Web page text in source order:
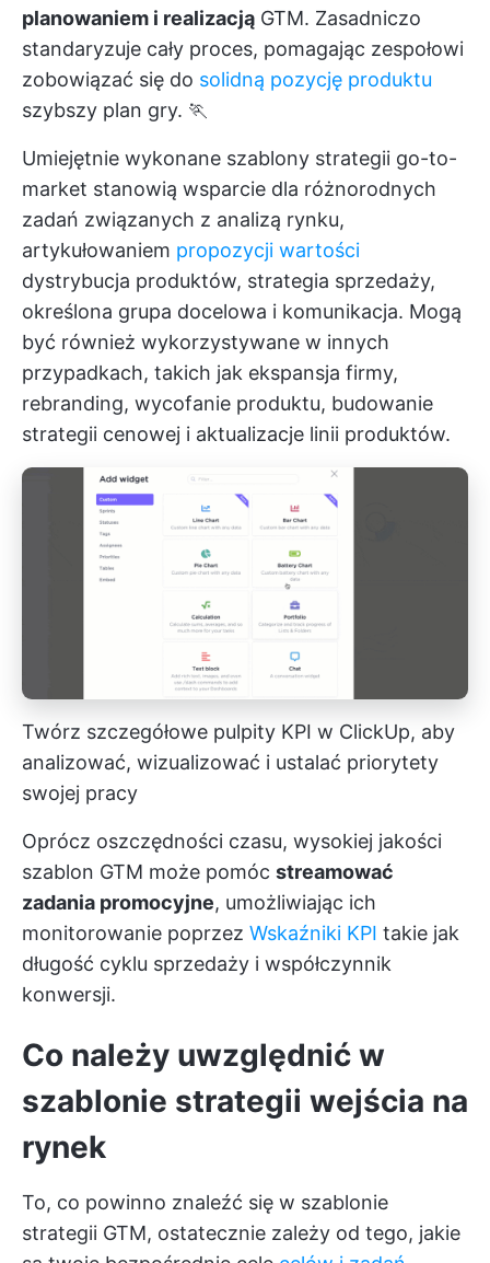
planowaniem i realizacją GTM. Zasadniczo
standaryzuje cały proces, pomagając zespołowi
zobowiązać się do solidną pozycję produktu
szybszy plan gry. 🏃
Umiejętnie wykonane szablony strategii go-to-
market stanowią wsparcie dla różnorodnych
zadań związanych z analizą rynku,
artykułowaniem propozycji wartości
dystrybucja produktów, strategia sprzedaży,
określona grupa docelowa i komunikacja. Mogą
być również wykorzystywane w innych
przypadkach, takich jak ekspansja firmy,
rebranding, wycofanie produktu, budowanie
strategii cenowej i aktualizacje linii produktów.
Twórz szczegółowe pulpity KPI w ClickUp, aby
analizować, wizualizować i ustalać priorytety
swojej pracy
Oprócz oszczędności czasu, wysokiej jakości
szablon GTM może pomóc streamować
zadania promocyjne, umożliwiając ich
monitorowanie poprzez Wskaźniki KPI takie jak
długość cyklu sprzedaży i współczynnik
konwersji.
Co należy uwzględnić w
szablonie strategii wejścia na
rynek
To, co powinno znaleźć się w szablonie
strategii GTM, ostatecznie zależy od tego, jakie